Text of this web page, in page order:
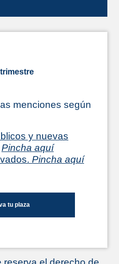
menciones según
y nuevas
Pincha aquí
Pincha aquí
tu plaza